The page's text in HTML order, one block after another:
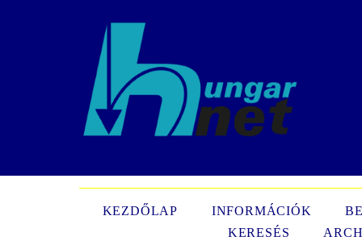
KEZDŐLAP INFORMÁCIÓK
KERESÉS